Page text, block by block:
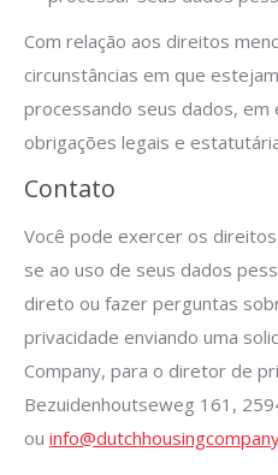
Com relação aos direitos
circunstâncias em que
processando seus dados, em
obrigações legais e
Contato
Você pode exercer os
se ao uso de seus dados
direto ou fazer perguntas
privacidade enviando uma
Company, para o diretor de
Bezuidenhoutseweg 161,
ou